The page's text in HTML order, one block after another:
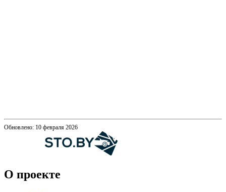
Обновлено: 10 февраля 2026
О проекте